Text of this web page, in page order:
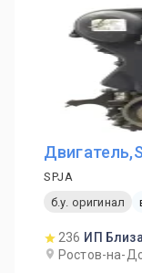
SPJA
б.у. оригинал
236 ИП
Ростов-на-